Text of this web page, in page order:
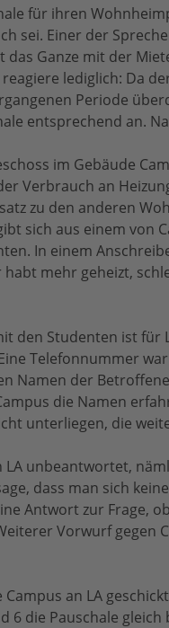
für ihren
sei. Einer der
das Ganze mit der
lediglich: Da
Periode
entsprechend an.
im Gebäude
Verbrauch an
zu den anderen
sich aus einem von
In einem
habt mehr geheizt,
den Studenten ist für
Telefonnummer
Namen der
die Namen
unterliegen, die
LA unbeantwortet,
dass man sich
Antwort zur Frage,
Vorwurf gegen
an LA
6 die Pauschale